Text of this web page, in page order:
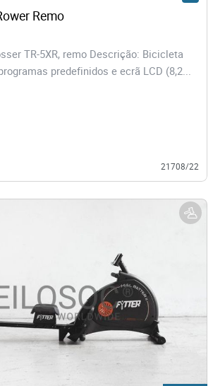
Remo
TR-5XR, remo Descrição: Bicicleta
predefinidos e ecrã LCD (8,2...
21708/22